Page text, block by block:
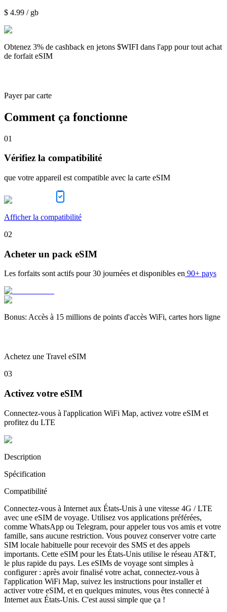
$ 4.99 / gb
Obtenez 3% de cashback en jetons $WIFI dans l'app pour tout achat
de forfait eSIM
Payer par carte
Comment ça fonctionne
01
Vérifiez la compatibilité
que votre appareil est compatible avec la carte eSIM
Afficher la compatibilité
02
Acheter un pack eSIM
Les forfaits sont actifs pour 30 journées et disponibles en 90+ pays
Bonus: Accès à 15 millions de points d'accès WiFi, cartes hors ligne
Achetez une Travel eSIM
03
Activez votre eSIM
Connectez-vous à l'application WiFi Map, activez votre eSIM et
profitez du LTE
Description
Spécification
Compatibilité
Connectez-vous à Internet aux États-Unis à une vitesse 4G / LTE
avec une eSIM de voyage. Utilisez vos applications préférées,
comme WhatsApp ou Telegram, pour appeler tous vos amis et votre
famille, sans aucune restriction. Vous pouvez conserver votre carte
SIM locale habituelle pour recevoir des SMS et des appels
importants. Cette eSIM pour les États-Unis utilise le réseau AT&T,
le plus rapide du pays. Les eSIMs de voyage sont simples à
configurer : après avoir finalisé votre achat, connectez-vous à
l'application WiFi Map, suivez les instructions pour installer et
activer votre eSIM, et en quelques minutes, vous êtes connecté à
Internet aux États-Unis. C'est aussi simple que ça !